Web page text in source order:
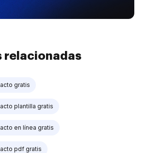
relacionadas
gratis
plantilla gratis
en línea gratis
pdf gratis